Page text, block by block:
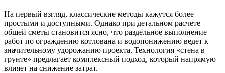
На первый взгляд, классические методы кажутся более
простыми и доступными. Однако при детальном расчете
общей сметы становится ясно, что раздельное выполнение
работ по ограждению котлована и водопонижению ведет к
значительному удорожанию проекта. Технология «стена в
грунте» предлагает комплексный подход, который напрямую
влияет на снижение затрат.